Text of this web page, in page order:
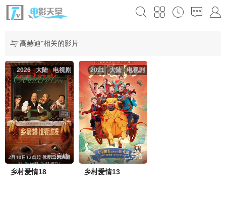
与“高赫迪”相关的影片
电视剧
大陆
2026
已完结
乡村爱情18
电视剧
大陆
2021
已完结
乡村爱情13